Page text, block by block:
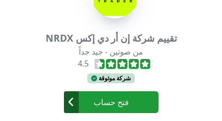
تقييم شركة إن أر دي إكس NRDX
من صوتين - جيد جداً
4.5
شركة موثوقة
فتح حساب